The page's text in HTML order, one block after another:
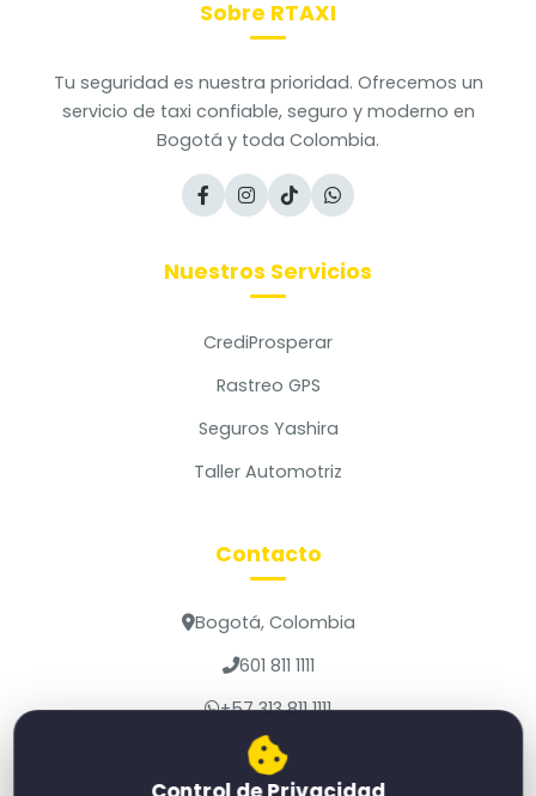
Sobre RTAXI
Tu seguridad es nuestra prioridad. Ofrecemos un
servicio de taxi confiable, seguro y moderno en
Bogotá y toda Colombia.
Nuestros Servicios
CrediProsperar
Rastreo GPS
Seguros Yashira
Taller Automotriz
Contacto
Bogotá, Colombia
601 811 1111
+57 313 811 1111